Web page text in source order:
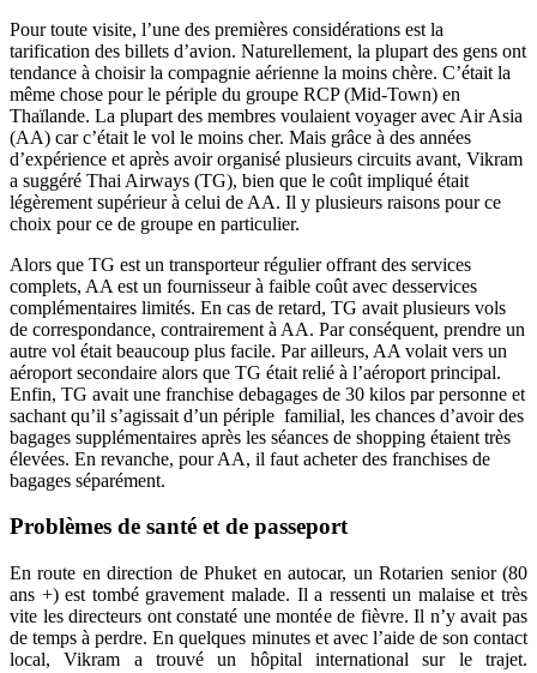
Pour toute visite, l’une des premières considérations est la
tarification des billets d’avion. Naturellement, la plupart des gens ont
tendance à choisir la compagnie aérienne la moins chère. C’était la
même chose pour le périple du groupe RCP (Mid-Town) en
Thaïlande. La plupart des membres voulaient voyager avec Air Asia
(AA) car c’était le vol le moins cher. Mais grâce à des années
d’expérience et après avoir organisé plusieurs circuits avant, Vikram
a suggéré Thai Airways (TG), bien que le coût impliqué était
légèrement supérieur à celui de AA. Il y plusieurs raisons pour ce
choix pour ce de groupe en particulier.
Alors que TG est un transporteur régulier offrant des services
complets, AA est un fournisseur à faible coût avec desservices
complémentaires limités. En cas de retard, TG avait plusieurs vols
de correspondance, contrairement à AA. Par conséquent, prendre un
autre vol était beaucoup plus facile. Par ailleurs, AA volait vers un
aéroport secondaire alors que TG était relié à l’aéroport principal.
Enfin, TG avait une franchise debagages de 30 kilos par personne et
sachant qu’il s’agissait d’un périple familial, les chances d’avoir des
bagages supplémentaires après les séances de shopping étaient très
élevées. En revanche, pour AA, il faut acheter des franchises de
bagages séparément.
Problèmes de santé et de passeport
En route en direction de Phuket en autocar, un Rotarien senior (80
ans +) est tombé gravement malade. Il a ressenti un malaise et très
vite les directeurs ont constaté une montée de fièvre. Il n’y avait pas
de temps à perdre. En quelques minutes et avec l’aide de son contact
local, Vikram a trouvé un hôpital international sur le trajet.